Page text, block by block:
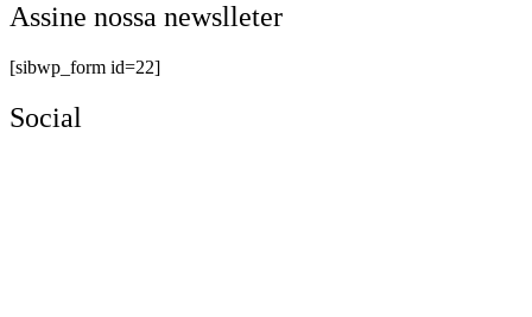
Assine nossa newslleter
[sibwp_form id=22]
Social